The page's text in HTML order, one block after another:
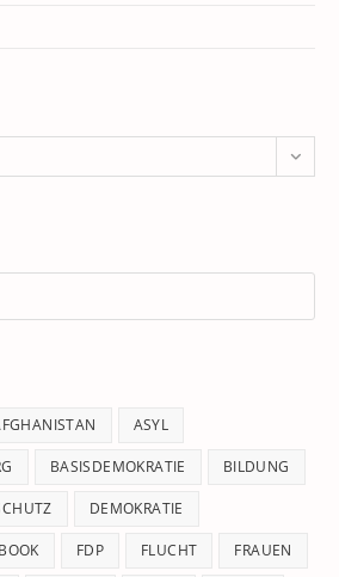
ASYL
BASISDEMOKRATIE BILDUNG
DEMOKRATIE
FDP FLUCHT FRAUEN